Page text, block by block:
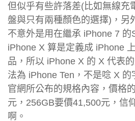
但似乎有些許落差(比如無線充
盤與只有兩種顏色的選擇)，另
不意外是用在繼承 iPhone 7 的
iPhone X 算是定義成 iPhone
品，所以 iPhone X 的 X 代表
法為 iPhone Ten，不是唸 X
官網所公布的規格內容，價格
元，256GB要價41,500元，信
啊。